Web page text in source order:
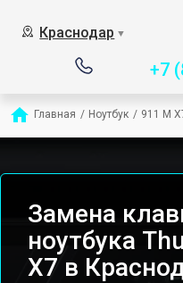
Краснодар ▼
+7
Главная / Ноутбук / 911 M
Замена
ноутбука
X7 в